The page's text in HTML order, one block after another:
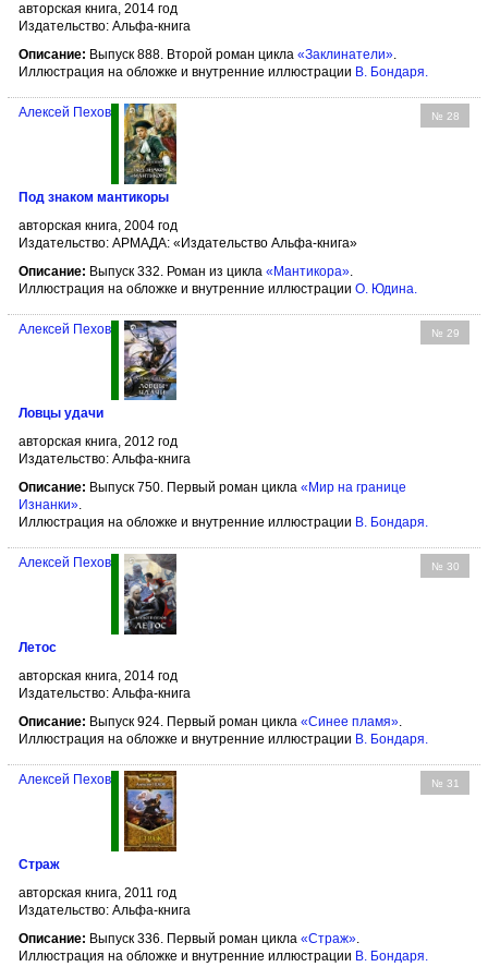
авторская книга, 2014 год
Издательство: Альфа-книга
Описание: Выпуск 888. Второй роман цикла «Заклинатели».
Иллюстрация на обложке и внутренние иллюстрации В. Бондаря.
№ 28
Алексей Пехов
Под знаком мантикоры
авторская книга, 2004 год
Издательство: АРМАДА: «Издательство Альфа-книга»
Описание: Выпуск 332. Роман из цикла «Мантикора»
Иллюстрация на обложке и внутренние иллюстрации О. Юдина
№ 29
Алексей Пехов
Ловцы удачи
авторская книга, 2012 год
Издательство: Альфа-книга
Описание: Выпуск 750. Первый роман цикла «Мир на границе
Изнанки».
Иллюстрация на обложке и внутренние иллюстрации В. Бондаря.
№ 30
Алексей Пехов
Летос
авторская книга, 2014 год
Издательство: Альфа-книга
Описание: Выпуск 924. Первый роман цикла «Синее пламя».
Иллюстрация на обложке и внутренние иллюстрации В. Бондаря.
№ 31
Алексей Пехов
Страж
авторская книга, 2011 год
Издательство: Альфа-книга
Описание: Выпуск 336. Первый роман цикла «Страж»
Иллюстрация на обложке и внутренние иллюстрации В. Бондаря